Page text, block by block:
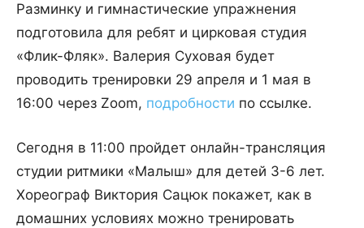
Разминку и гимнастические упражнения
подготовила для ребят и цирковая студия
«Флик-Фляк». Валерия Суховая будет
проводить тренировки 29 апреля и 1 мая в
16:00 через Zoom, подробности по ссылке.
Сегодня в 11:00 пройдет онлайн-трансляция
студии ритмики «Малыш» для детей 3-6 лет.
Хореограф Виктория Сацюк покажет, как в
домашних условиях можно тренировать